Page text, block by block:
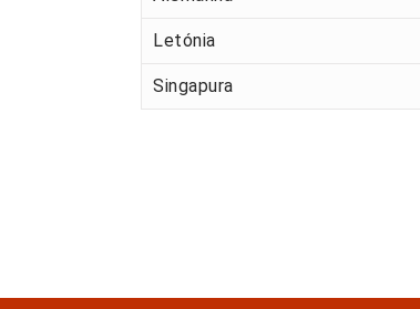
Letónia
Singapura